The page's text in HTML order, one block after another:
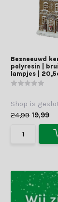
Besneeuwd
polyresin |
lampjes |
Shop is
24,99 19,99